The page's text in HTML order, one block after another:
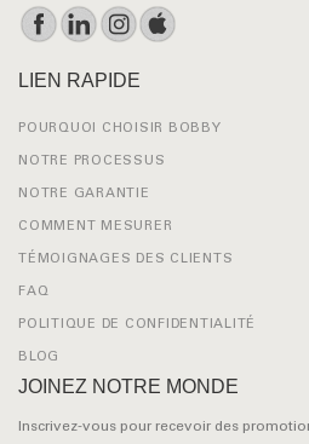
LIEN RAPIDE
POURQUOI CHOISIR BOBBY
NOTRE PROCESSUS
NOTRE GARANTIE
COMMENT MESURER
TÉMOIGNAGES DES CLIENTS
FAQ
POLITIQUE DE CONFIDENTIALITÉ
BLOG
JOINEZ NOTRE MONDE
Inscrivez-vous pour recevoir des